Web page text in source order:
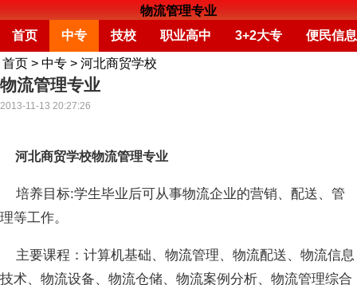
物流管理专业
首页
中专 技校 职业高中 3+2大专 便民信息
首页 > 中专 > 河北商贸学校
物流管理专业
2013-11-13 20:27:26
河北商贸学校物流管理专业
培养目标:学生毕业后可从事物流企业的营销、配送、管
理等工作。
主要课程：计算机基础、物流管理、物流配送、物流信息
技术、物流设备、物流仓储、物流案例分析、物流管理综合